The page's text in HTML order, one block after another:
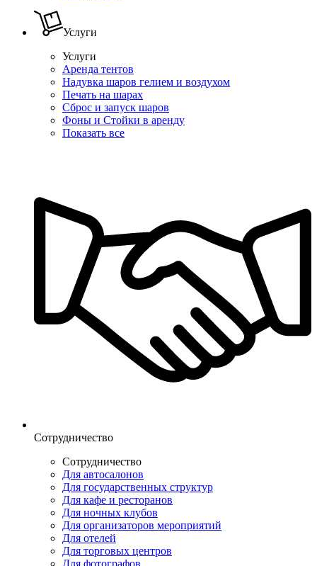
Услуги
Услуги
Аренда тентов
Надувка шаров гелием и воздухом
Печать на шарах
Сброс и запуск шаров
Фоны и Стойки в аренду
Показать все
Сотрудничество
Сотрудничество
Для автосалонов
Для государственных структур
Для кафе и ресторанов
Для ночных клубов
Для организаторов мероприятий
Для отелей
Для торговых центров